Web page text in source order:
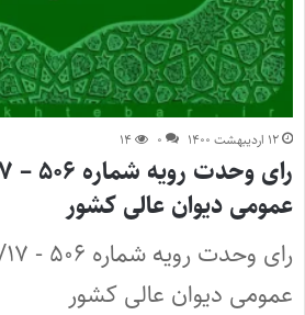
۱۲ اردیبهشت ۱۴۰۰ ۰ ۱۴
عمومی دیوان عالی کشور
عمومی دیوان عالی کشور